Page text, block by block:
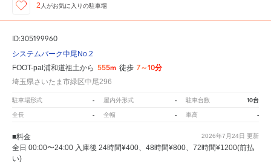
2 人がお気に入りの駐車場
ID:305199960
システムパーク中尾No.2
FOOT-pal浦和道祖土から 555m 徒歩 7～10分
埼玉県さいたま市緑区中尾296
駐車場形式 - 屋内外形式 - 駐車台数 10台
全長 - 全幅 - 車高 -
2026年7月24日 更新
■料金
全日 00:00〜24:00 入庫後 24時間¥400、48時間¥800、72時間¥1200(前払
い)